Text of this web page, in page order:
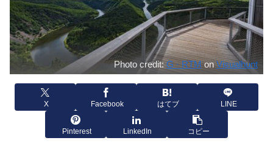
Photo credit: G · RTMonVisualhunt
X Facebook はてブ LINE
Pinterest LinkedIn コピー